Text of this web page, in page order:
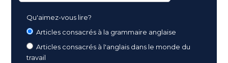
Qu'aimez-vous lire?
Articles consacrés à la grammaire anglaise
Articles consacrés à l'anglais dans le monde du
travail